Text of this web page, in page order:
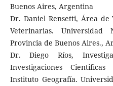
Buenos Aires, Argentina
Dr. Daniel Rensetti, Área de
Veterinarias.
Provincia de Buenos Aires.,
Dr. Diego Ríos,
Investigaciones
Instituto Geografía.